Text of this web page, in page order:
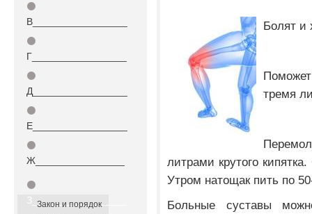
⚫
В_________________
⚫
Г_________________
⚫
Д_________________
⚫
Е_________________
⚫
Ж________________
⚫
З_________________
Закон и порядок
Болят и
тремя
литрами крутого
Утром натощак пить по
Больные суставы